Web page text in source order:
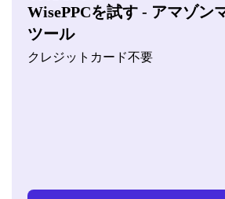
WisePPCを試す - アマゾン
ツール
クレジットカード不要